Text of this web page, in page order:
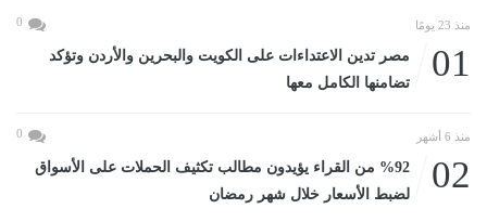
منذ 23 يومًا 0
01
مصر تدين الاعتداءات على الكويت والبحرين والأردن وتؤكد
تضامنها الكامل معها
منذ 6 أشهر 0
02
%92 من القراء يؤيدون مطالب تكثيف الحملات على الأسواق
لضبط الأسعار خلال شهر رمضان